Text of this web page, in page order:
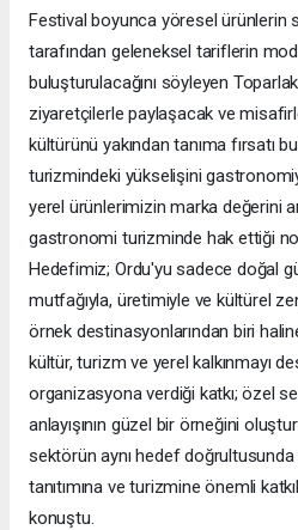
Festival boyunca yöresel ürünlerin
tarafından geleneksel tariflerin
buluşturulacağını söyleyen
ziyaretçilerle paylaşacak ve
kültürünü yakından tanıma fırsatı
turizmindeki yükselişini
yerel ürünlerimizin marka değerini
gastronomi turizminde hak ettiği
Hedefimiz; Ordu'yu sadece doğal
mutfağıyla, üretimiyle ve kültürel
örnek destinasyonlarından biri
kültür, turizm ve yerel kalkınmayı
organizasyona verdiği katkı; özel
anlayışının güzel bir örneğini
sektörün aynı hedef doğrultusunda
tanıtımına ve turizmine önemli
konuştu.